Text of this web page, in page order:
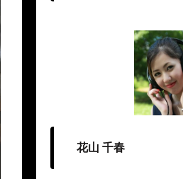
花山 千春